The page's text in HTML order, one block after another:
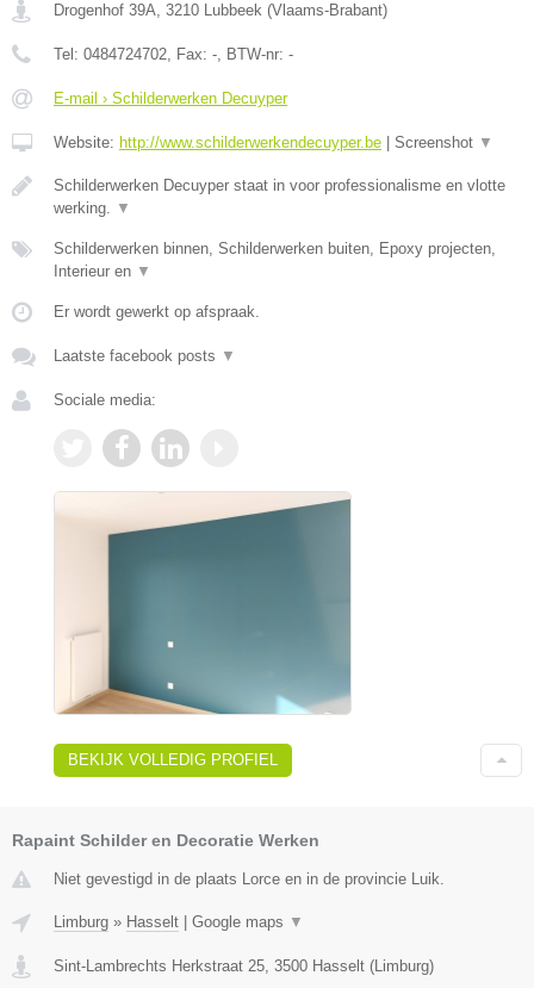
Drogenhof 39A, 3210 Lubbeek (Vlaams-Brabant)
Tel: 0484724702, Fax: -, BTW-nr: -
E-mail › Schilderwerken Decuyper
Website: http://www.schilderwerkendecuyper.be Screenshot ▼
Schilderwerken Decuyper staat in voor professionalisme en vlotte
werking. ▼
Schilderwerken binnen, Schilderwerken buiten, Epoxy projecten,
Interieur en ▼
Er wordt gewerkt op afspraak.
Laatste facebook posts ▼
Sociale media:
BEKIJK VOLLEDIG PROFIEL
Rapaint Schilder en Decoratie Werken
Niet gevestigd in de plaats Lorce en in de provincie Luik.
Limburg » Hasselt | Google maps ▼
Sint-Lambrechts Herkstraat 25 3500 Hasselt (Limburg)